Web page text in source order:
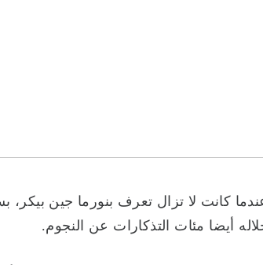
أيضا مئات التذكارات عن النجوم.